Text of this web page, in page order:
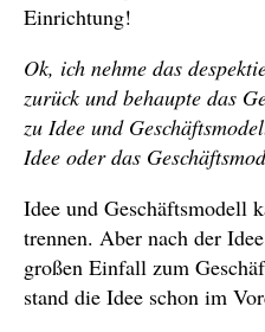
Einrichtung!
Ok, ich nehme das
zurück und behaupte das
zu Idee und
Idee oder das
Idee und Geschäftsmodell
trennen. Aber nach der
großen Einfall zum
stand die Idee schon im